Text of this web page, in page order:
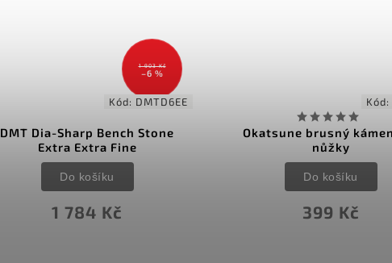
1 903 Kč
–6 %
Kód: DMTD6EE
DMT Dia-Sharp Bench Stone
Extra Extra Fine
1 784 Kč
Do košíku
Kód:
Okatsune brusný
nůžky
399 Kč
Do košíku